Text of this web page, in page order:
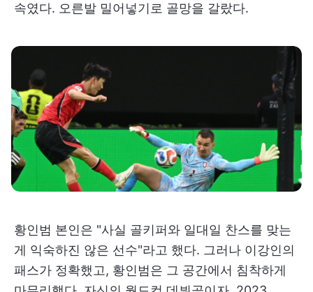
속였다. 오른발 밀어넣기로 골망을 갈랐다.
황인범 본인은 "사실 골키퍼와 일대일 찬스를 맞는
게 익숙하진 않은 선수"라고 했다. 그러나 이강인의
패스가 정확했고, 황인범은 그 공간에서 침착하게